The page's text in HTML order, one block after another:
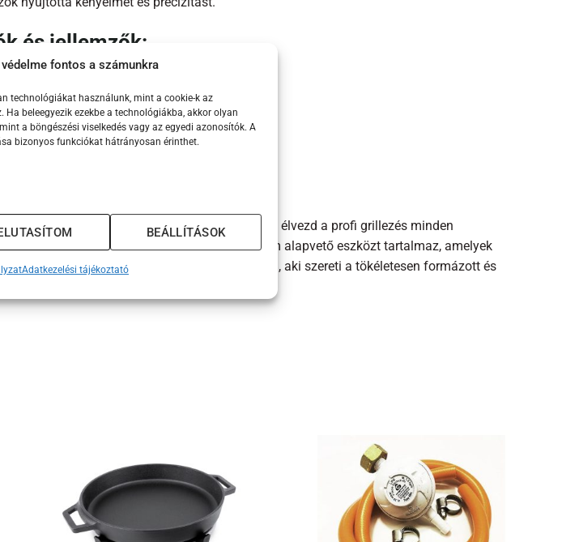
fontos a számunkra
technológiákat használunk, mint a cookie-k az
beleegyezik ezekbe a technológiákba, akkor olyan
a böngészési viselkedés vagy az egyedi azonosítók. A
bizonyos funkciókat hátrányosan érinthet.
BEÁLLÍTÁSOK
Adatkezelési tájékoztató
és jellemzők:
forma kialakításához
és pároláshoz
grillsütővel
készletet a kertishop.com áruházból, és élvezd a profi grillezés minden
A Blackstone hamburgerező készlet három alapvető eszközt tartalmaz, amelyek
készítését. Ideális minden grillező számára, aki szereti a tökéletesen formázott és